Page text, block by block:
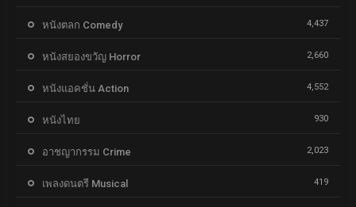
หนังตลก Comedy 4,437
หนังสยองขวัญ Horror 2,660
หนังแอคชั่น Action 4,552
หนังไทย 930
อาชญากรรม Crime 2,023
เพลงดนตรี Musical 419